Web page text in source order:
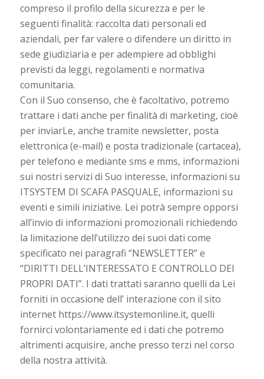
compreso il profilo della sicurezza e per le
seguenti finalità: raccolta dati personali ed
aziendali, per far valere o difendere un diritto in
sede giudiziaria e per adempiere ad obblighi
previsti da leggi, regolamenti e normativa
comunitaria.
Con il Suo consenso, che è facoltativo, potremo
trattare i dati anche per finalità di marketing, cioè
per inviarLe, anche tramite newsletter, posta
elettronica (e-mail) e posta tradizionale (cartacea),
per telefono e mediante sms e mms, informazioni
sui nostri servizi di Suo interesse, informazioni su
ITSYSTEM DI SCAFA PASQUALE, informazioni su
eventi e simili iniziative. Lei potrà sempre opporsi
all’invio di informazioni promozionali richiedendo
la limitazione dell’utilizzo dei suoi dati come
specificato nei paragrafi “NEWSLETTER” e
“DIRITTI DELL’INTERESSATO E CONTROLLO DEI
PROPRI DATI”. I dati trattati saranno quelli da Lei
forniti in occasione dell’ interazione con il sito
internet https://www.itsystemonline.it, quelli
fornirci volontariamente ed i dati che potremo
altrimenti acquisire, anche presso terzi nel corso
della nostra attività.